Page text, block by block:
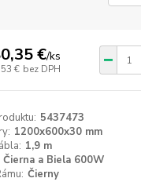
€/ks
€ bez DPH
5437473
1200x600x30 mm
1,9 m
Čierna a Biela 600W
Čierny